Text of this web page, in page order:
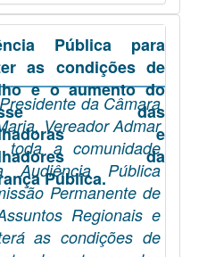
Pública para
as condições de
e o aumento do
das
e
da
Pública.
da Câmara
Vereador Admar
toda a comunidade
Audiência Pública
Permanente de
Regionais e
as condições de